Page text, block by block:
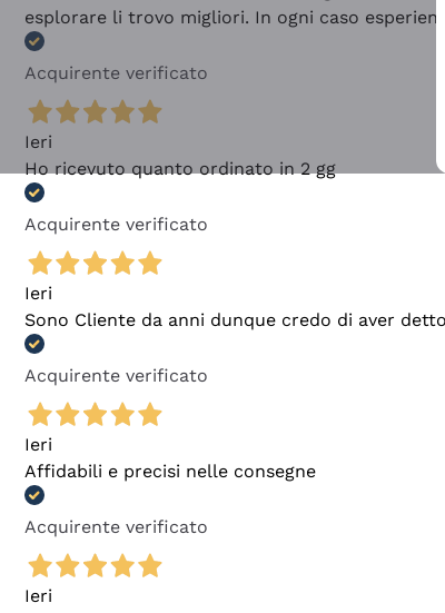
esplorare li trovo migliori. In ogni caso
Acquirente verificato
Ieri
Ho ricevuto quanto ordinato in 2 gg
Acquirente verificato
Ieri
Sono Cliente da anni dunque credo di aver
Acquirente verificato
Ieri
Affidabili e precisi nelle consegne
Acquirente verificato
Ieri